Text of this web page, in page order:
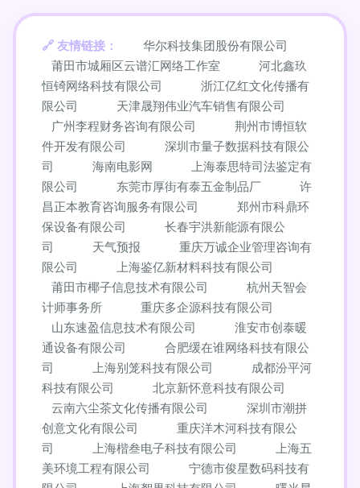
友情链接：
华尔科技集团股份有限公司
莆田市城厢区云谱汇网络工作室
河北鑫玖
恒锜网络科技有限公司
浙江亿红文化传播有
限公司
天津晟翔伟业汽车销售有限公司
广州李程财务咨询有限公司
荆州市博恒软
件开发有限公司
深圳市量子数据科技有限公
司
海南电影网
上海泰思特司法鉴定有
限公司
东莞市厚街有泰五金制品厂
许
昌正本教育咨询服务有限公司
郑州市科鼎环
保设备有限公司
长春宇洪新能源有限公
司
天气预报
重庆万诚企业管理咨询有
限公司
上海鉴亿新材料科技有限公司
莆田市椰子信息技术有限公司
杭州天智会
计师事务所
重庆多企源科技有限公司
山东速盈信息技术有限公司
淮安市创泰暖
通设备有限公司
合肥缓在谁网络科技有限公
司
上海别笼科技有限公司
成都汾平河
科技有限公司
北京新怀意科技有限公司
云南六尘茶文化传播有限公司
深圳市潮拼
创意文化有限公司
重庆洋木河科技有限公
司
上海楷叁电子科技有限公司
上海五
美环境工程有限公司
宁德市俊星数码科技有